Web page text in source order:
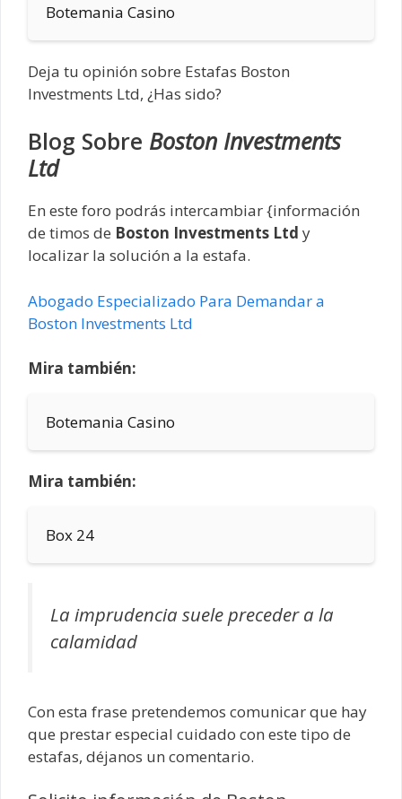
Botemania Casino
Deja tu opinión sobre Estafas Boston
Investments Ltd, ¿Has sido?
Blog Sobre Boston Investments
Ltd
En este foro podrás intercambiar {información
de timos de Boston Investments Ltd y
localizar la solución a la estafa.
Abogado Especializado Para Demandar a
Boston Investments Ltd
Mira también:
Botemania Casino
Mira también:
Box 24
La imprudencia suele preceder a la
calamidad
Con esta frase pretendemos comunicar que hay
que prestar especial cuidado con este tipo de
estafas, déjanos un comentario.